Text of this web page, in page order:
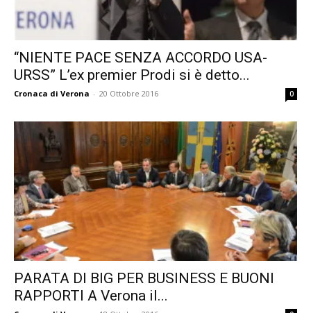
“NIENTE PACE SENZA ACCORDO USA-
URSS” L’ex premier Prodi si è detto...
Cronaca di Verona - 20 Ottobre 2016 0
PARATA DI BIG PER BUSINESS E BUONI
RAPPORTI A Verona il...